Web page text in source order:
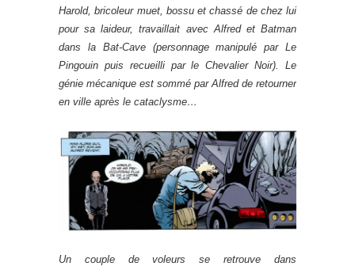
Harold, bricoleur muet, bossu et chassé de chez lui
pour sa laideur, travaillait avec Alfred et Batman
dans la Bat-Cave (personnage manipulé par Le
Pingouin puis recueilli par le Chevalier Noir). Le
génie mécanique est sommé par Alfred de retourner
en ville après le cataclysme…
Un couple de voleurs se retrouve dans